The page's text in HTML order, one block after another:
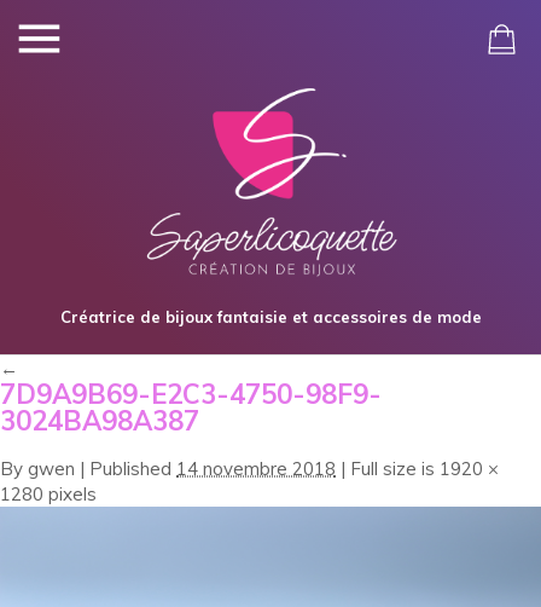
Créatrice de bijoux fantaisie et accessoires de mode
←
7D9A9B69-E2C3-4750-98F9-
3024BA98A387
By gwen | Published 14 novembre 2018 | Full size is 1920 ×
1280 pixels